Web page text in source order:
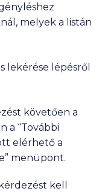
melyek a listán
lekérése lépésről
követően a
a “További
elérhető a
menüpont.
kell